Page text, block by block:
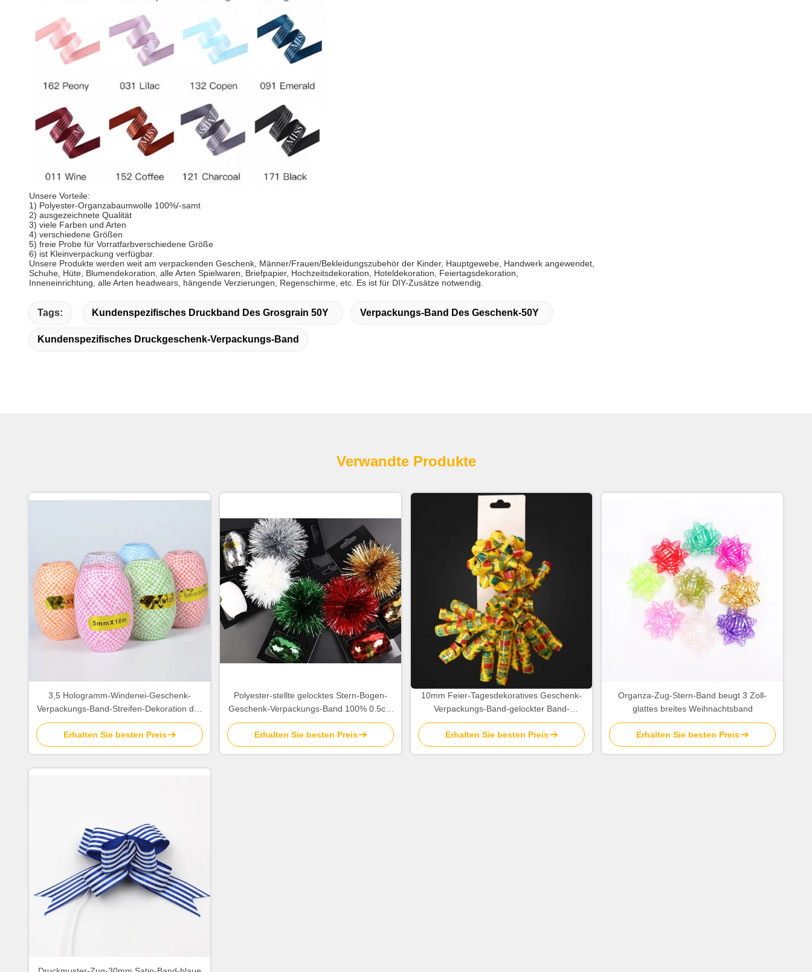
Unsere Vorteile:
1) Polyester-Organzabaumwolle 100%/-samt
2) ausgezeichnete Qualität
3) viele Farben und Arten
4) verschiedene Größen
5) freie Probe für Vorratfarbverschiedene Größe
6) ist Kleinverpackung verfügbar.
Unsere Produkte werden weit am verpackenden Geschenk, Männer/Frauen/Bekleidungszubehör der Kinder, Hauptgewebe, Handwerk angewendet,
Schuhe, Hüte, Blumendekoration, alle Arten Spielwaren, Briefpapier, Hochzeitsdekoration, Hoteldekoration, Feiertagsdekoration,
Inneneinrichtung, alle Arten headwears, hängende Verzierungen, Regenschirme, etc. Es ist für DIY-Zusätze notwendig.
Tags: Kundenspezifisches Druckband Des Grosgrain 50Y Verpackungs-Band Des Geschenk-50Y
Kundenspezifisches Druckgeschenk-Verpackungs-Band
Verwandte Produkte
3,5 Hologramm-Windenei-Geschenk-
Verpackungs-Band-Streifen-Dekoration des
Zoll-pp.
Erhalten Sie besten Preis
Polyester-stellte gelocktes Stern-Bogen-
Geschenk-Verpackungs-Band 100% 0.5cm
für Geburtstags-Dekoration ein
Erhalten Sie besten Preis
10mm Feier-Tagesdekoratives Geschenk-
Verpackungs-Band-gelockter Band-
Geschenk-Bogen
Erhalten Sie besten Preis
Organza-Zug-Stern-Band beugt 3 Zoll-
glattes breites Weihnachtsband
Erhalten Sie besten Preis